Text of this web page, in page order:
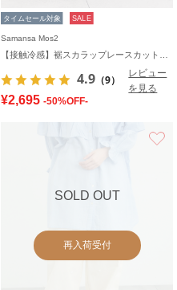
タイムセール対象 SALE
Samansa Mos2
4.9 （9）
レビュー
を見る
¥2,695 -50%OFF-
SOLD OUT
再入荷受付